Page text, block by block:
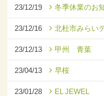
23/12/19 冬季休業のお
23/12/16 北杜市みらい
23/12/13 甲州 青葉
23/04/13 早桜
23/01/28 EL JEWEL